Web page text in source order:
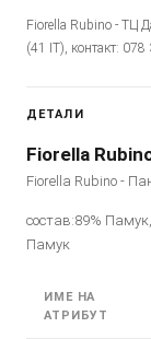
Fiorella Rubino - ТЦ
(41 IT), контакт:
ДЕТАЛИ
Fiorella
Fiorella Rubino -
состав:89%
Памук
ИМЕ НА
АТРИБУТ